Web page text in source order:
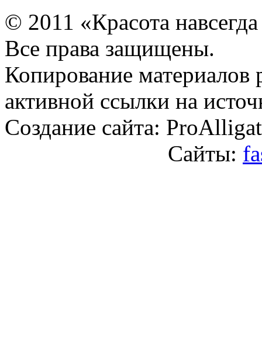
© 2011 «Красота
Все права защищены.
Копирование материалов
активной ссылки на
Создание сайта:
Сайты: